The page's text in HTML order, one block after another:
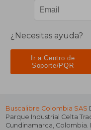
¿Necesitas ayuda?
Ir a Centro de
Soporte/PQR
Buscalibre Colombia SAS
Parque Industrial Celta
Cundinamarca, Colombia.